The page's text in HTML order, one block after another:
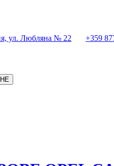
ул. Любляна № 22 +359